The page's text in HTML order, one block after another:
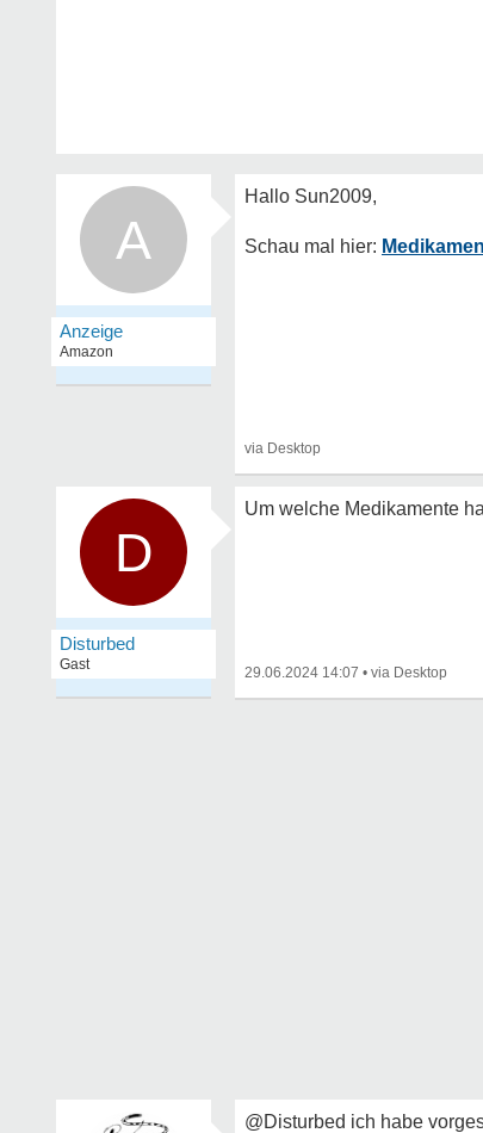
A
D
Disturbed
Gast
Um welche Medikamente
29.06.2024 14:07 •
@Disturbed ich habe